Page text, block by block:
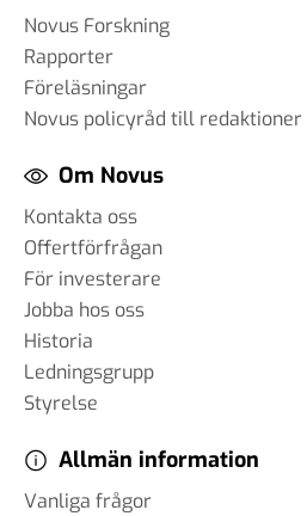
Novus Forskning
Rapporter
Föreläsningar
Novus policyråd till redaktioner
Om Novus
Kontakta oss
Offertförfrågan
För investerare
Jobba hos oss
Historia
Ledningsgrupp
Styrelse
Allmän information
Vanliga frågor